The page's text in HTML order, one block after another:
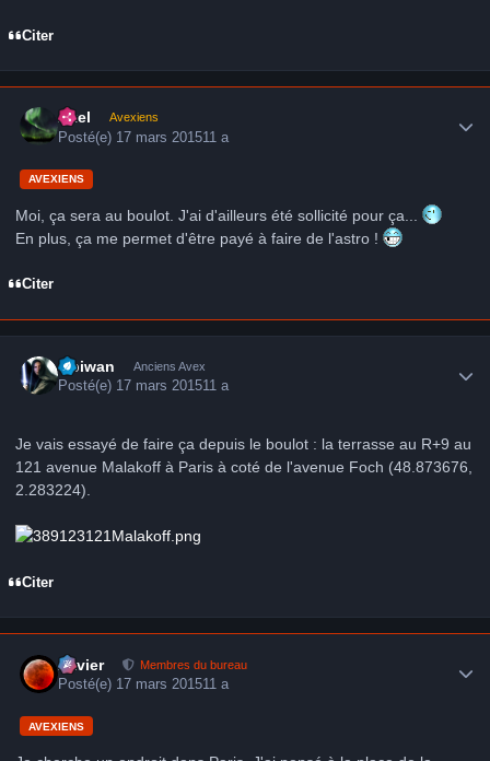
Citer
Axel Avexiens
Posté(e) 17 mars 201511 a
AVEXIENS
Moi, ça sera au boulot. J'ai d'ailleurs été sollicité pour ça...
En plus, ça me permet d'être payé à faire de l'astro !
Citer
Obiwan Anciens Avex
Posté(e) 17 mars 201511 a
Je vais essayé de faire ça depuis le boulot : la terrasse au R+9 au
121 avenue Malakoff à Paris à coté de l'avenue Foch (48.873676,
2.283224).
Citer
Xavier Membres du bureau
Posté(e) 17 mars 201511 a
AVEXIENS